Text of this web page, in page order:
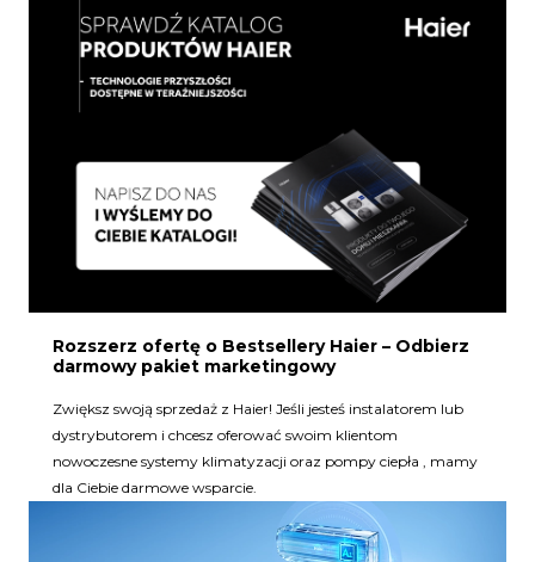
Rozszerz ofertę o Bestsellery Haier – Odbierz
darmowy pakiet marketingowy
Zwiększ swoją sprzedaż z Haier! Jeśli jesteś instalatorem lub
dystrybutorem i chcesz oferować swoim klientom
nowoczesne systemy klimatyzacji oraz pompy ciepła , mamy
dla Ciebie darmowe wsparcie.